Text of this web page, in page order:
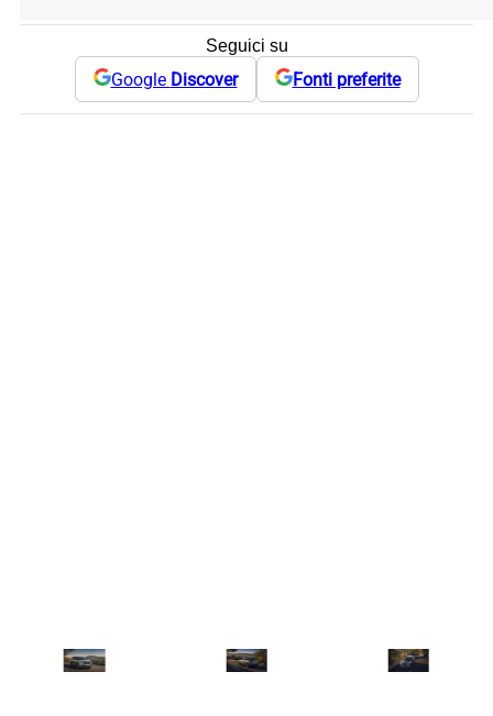
Seguici su
Google Discover Fonti preferite